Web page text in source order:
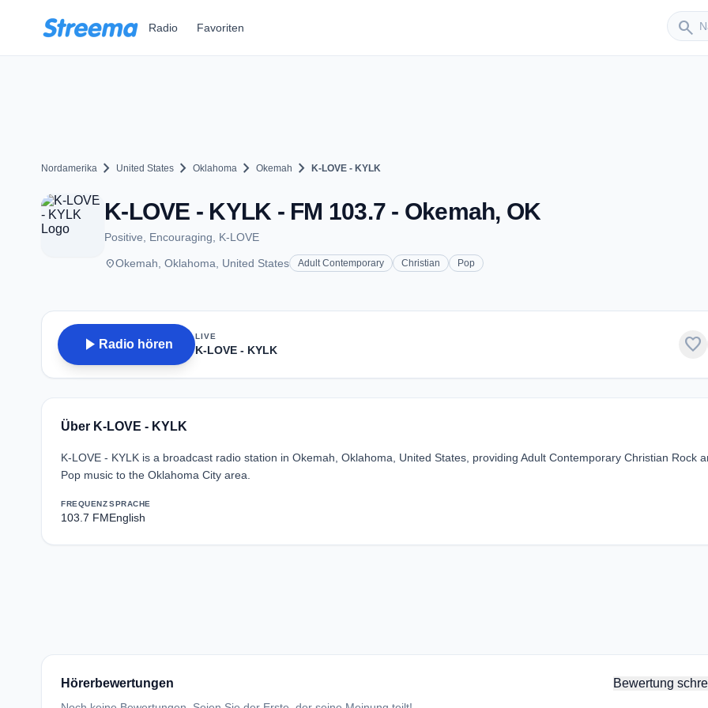
Radio Favoriten search
Sender
Nordamerika chevron_right United States chevron_right Oklahoma chevron_right Okemah chevron_right K-LOVE - KYLK
K-LOVE - KYLK - FM 103.7 - Okemah, OK
Positive, Encouraging, K‑LOVE
placeOkemah, Oklahoma, United States Adult Contemporary Christian Pop
play_arrow Radio hören
LIVE
K-LOVE - KYLK favorite
Über K-LOVE - KYLK
K-LOVE - KYLK is a broadcast radio station in Okemah, Oklahoma, United States, providing Adult Contemporary Christian Rock
Pop music to the Oklahoma City area.
FREQUENZ
103.7 FM
SPRACHE
English
Hörerbewertungen Bewertung